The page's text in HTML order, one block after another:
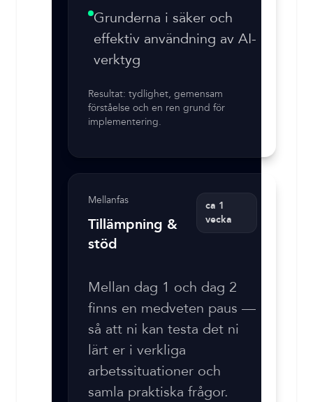
Grunderna i säker och
effektiv användning av AI-
verktyg
Resultat: tydlighet, gemensam
förståelse och en ren grund för
implementering.
Mellanfas
Tillämpning &
stöd
ca 1
vecka
Mellan dag 1 och dag 2
finns en medveten paus —
så att ni kan testa det ni
lärt er i verkliga
arbetssituationer och
samla praktiska frågor.